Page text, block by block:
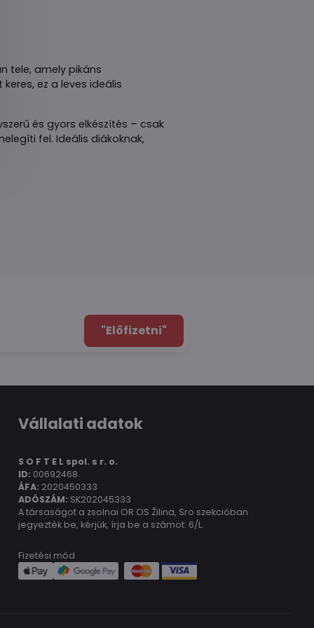
tele, amely pikáns
ez a leves ideális
és gyors elkészítés – csak
fel. Ideális diákoknak,
"Előfizetni"
Vállalati adatok
S O F T E L spol. s r. o.
ID: 00692468
ÁFA: 2020450333
ADÓSZÁM: SK202045333
A társaságot a zsolnai OR OS Žilina, Sro szekcióban
jegyezték be, kérjük, írja be a számot: 6/L.
Fizetési mód